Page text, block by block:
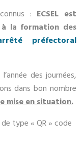
: ECSEL est
la formation des
préfectoral
des journées,
dans bon nombre
mise en situation.
type « QR » code